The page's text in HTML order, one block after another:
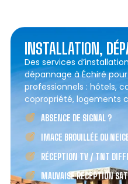
INSTALLATION,
Des services
dépannage à Échiré
professionnels : hôtels,
copropriété, logements
ABSENCE DE SIGNAL ?
IMAGE BROUILLÉE OU
RÉCEPTION TV / TNT
MAUVAISE RÉCEPTION